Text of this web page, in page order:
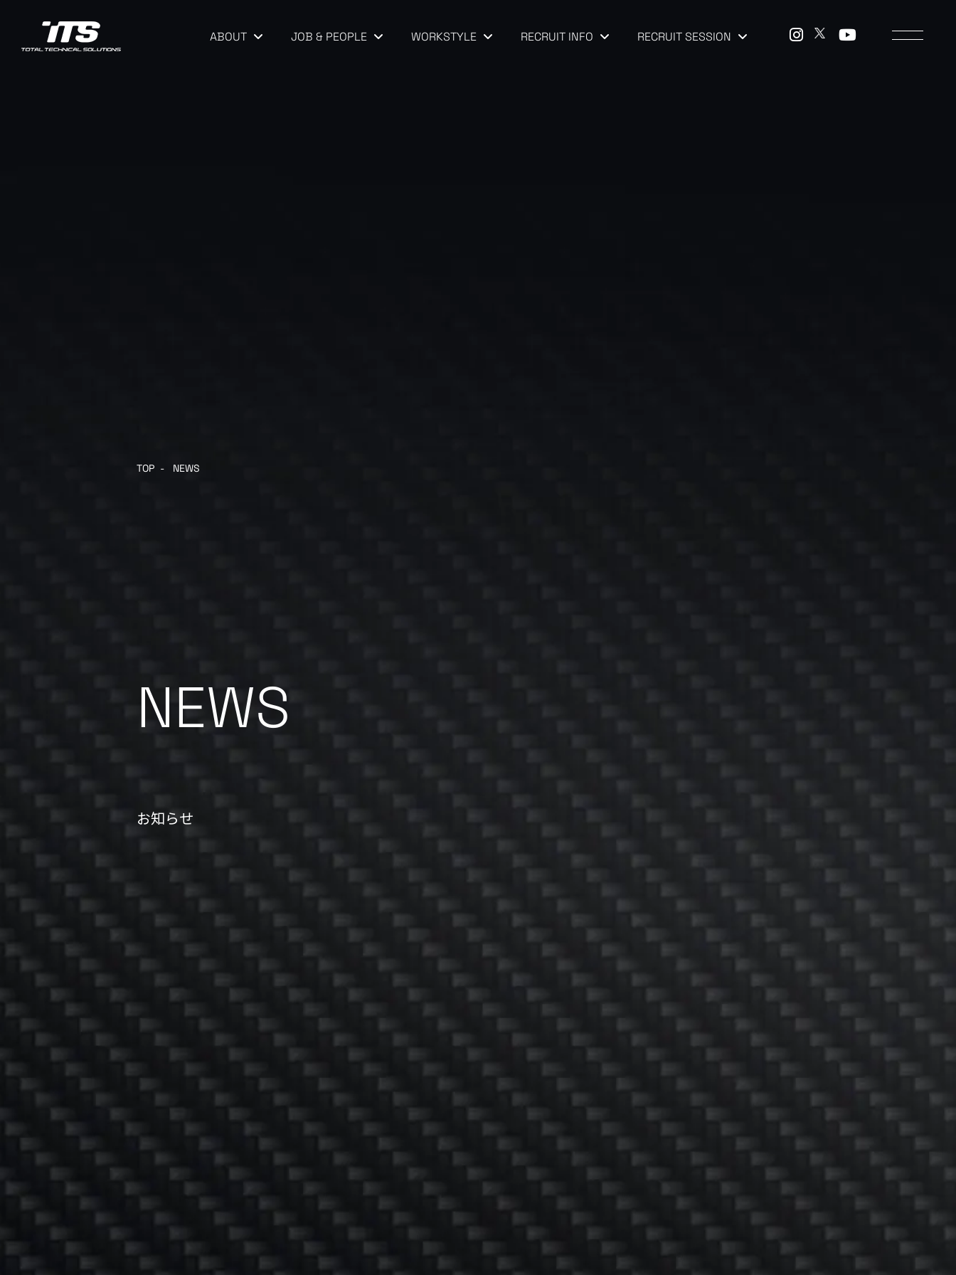
ABOUT JOB & PEOPLE WORKSTYLE RECRUIT INFO RECRUIT SESSION
TOP - NEWS
NEWS
お知らせ